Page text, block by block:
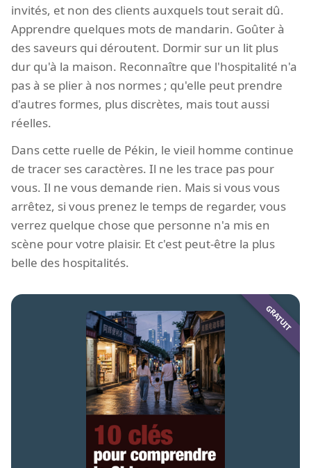
invités, et non des clients auxquels tout serait dû.
Apprendre quelques mots de mandarin. Goûter à
des saveurs qui déroutent. Dormir sur un lit plus
dur qu'à la maison. Reconnaître que l'hospitalité n'a
pas à se plier à nos normes ; qu'elle peut prendre
d'autres formes, plus discrètes, mais tout aussi
réelles.
Dans cette ruelle de Pékin, le vieil homme continue
de tracer ses caractères. Il ne les trace pas pour
vous. Il ne vous demande rien. Mais si vous vous
arrêtez, si vous prenez le temps de regarder, vous
verrez quelque chose que personne n'a mis en
scène pour votre plaisir. Et c'est peut-être la plus
belle des hospitalités.